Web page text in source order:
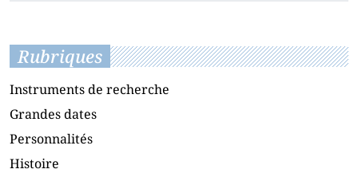
Rubriques
Instruments de recherche
Grandes dates
Personnalités
Histoire